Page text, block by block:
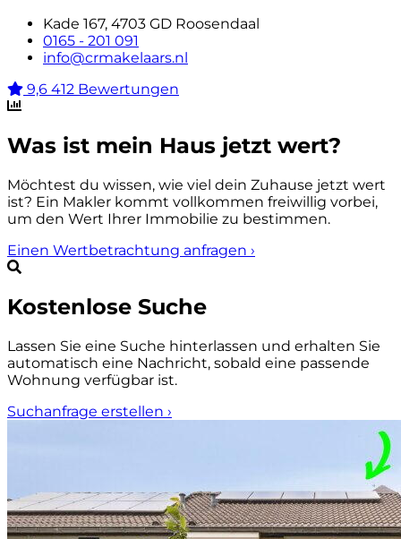
Kade 167, 4703 GD Roosendaal
0165 - 201 091
info@crmakelaars.nl
9,6 412 Bewertungen
Was ist mein Haus jetzt wert?
Möchtest du wissen, wie viel dein Zuhause jetzt wert
ist? Ein Makler kommt vollkommen freiwillig vorbei,
um den Wert Ihrer Immobilie zu bestimmen.
Einen Wertbetrachtung anfragen ›
Kostenlose Suche
Lassen Sie eine Suche hinterlassen und erhalten Sie
automatisch eine Nachricht, sobald eine passende
Wohnung verfügbar ist.
Suchanfrage erstellen ›